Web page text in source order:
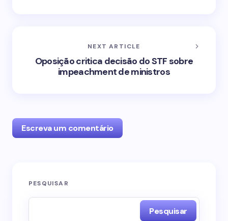
NEXT ARTICLE
Oposição critica decisão do STF sobre
impeachment de ministros
Escreva um comentário
O seu endereço de e-mail não será publicado.
PESQUISAR
Pesquisar